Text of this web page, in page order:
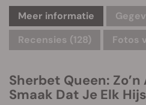
Meer informatie
Recensies (128)
Fotos
Sherbet Queen:
Smaak Dat Je Elk